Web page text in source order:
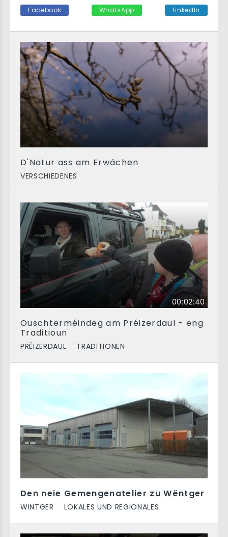
D'Natur ass am Erwächen
VERSCHIEDENES
00:02:40
Ouschterméindeg am Préizerdaul - eng
Traditioun
PRÉIZERDAUL TRADITIONEN
Den neie Gemengenatelier zu Wëntger
WINTGER LOKALES UND REGIONALES
Facebook WhatsApp LinkedIn